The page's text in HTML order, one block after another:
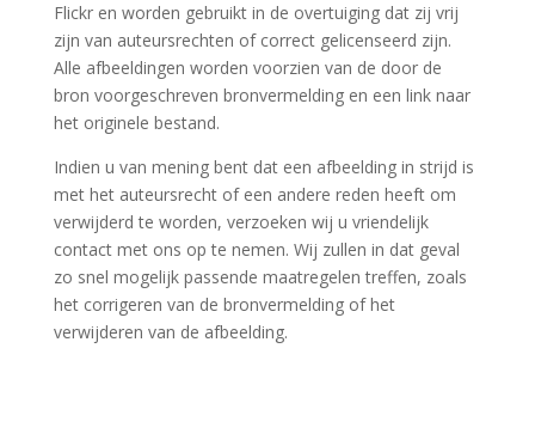
Flickr en worden gebruikt in de overtuiging dat zij vrij
zijn van auteursrechten of correct gelicenseerd zijn.
Alle afbeeldingen worden voorzien van de door de
bron voorgeschreven bronvermelding en een link naar
het originele bestand.
Indien u van mening bent dat een afbeelding in strijd is
met het auteursrecht of een andere reden heeft om
verwijderd te worden, verzoeken wij u vriendelijk
contact met ons op te nemen. Wij zullen in dat geval
zo snel mogelijk passende maatregelen treffen, zoals
het corrigeren van de bronvermelding of het
verwijderen van de afbeelding.